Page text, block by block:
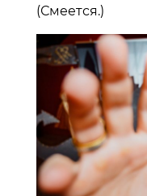
(Смеется.)